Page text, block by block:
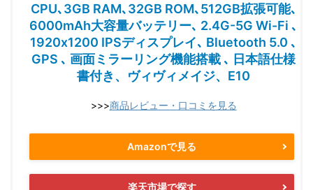
CPU､3GB RAM､32GB ROM､512GB拡張可能､
6000mAh大容量バッテリー､ 2.4G-5G Wi-Fi ､
1920x1200 IPSディスプレイ､ Bluetooth 5.0 ､
GPS ､ 画面ミラーリング機能搭載 ､ 日本語仕様
書付き、ヴィヴィメイジ、E10
>>>商品レビュー・口コミを見る
Amazonで見る
楽天市場で探す